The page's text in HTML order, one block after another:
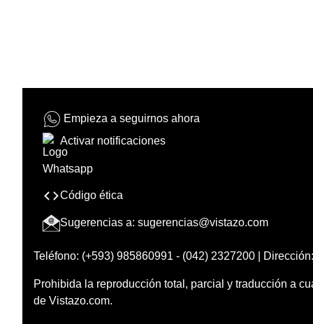
Empieza a seguirnos ahora
Activar notificaciones
Código ética
Sugerencias a: sugerencias@vistazo.com
Teléfono: (+593) 985860991 - (042) 2327200 |
Prohibida la reproducción total, parcial y traducción a
de Vistazo.com.